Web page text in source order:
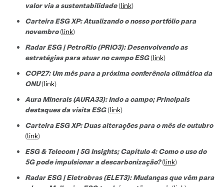
valor via a sustentabilidade(link)
Carteira ESG XP: Atualizando o nosso portfólio para
novembro(link)
Radar ESG | PetroRio (PRIO3): Desenvolvendo as
estratégias para atuar no campo ESG(link)
COP27: Um mês para a próxima conferência climática da
ONU(link)
Aura Minerals (AURA33): Indo a campo; Principais
destaques da visita ESG(link)
Carteira ESG XP: Duas alterações para o mês de outubro
(link)
ESG & Telecom | 5G Insights; Capítulo 4: Como o uso do
5G pode impulsionar a descarbonização?(link)
Radar ESG | Eletrobras (ELET3): Mudanças que vêm para